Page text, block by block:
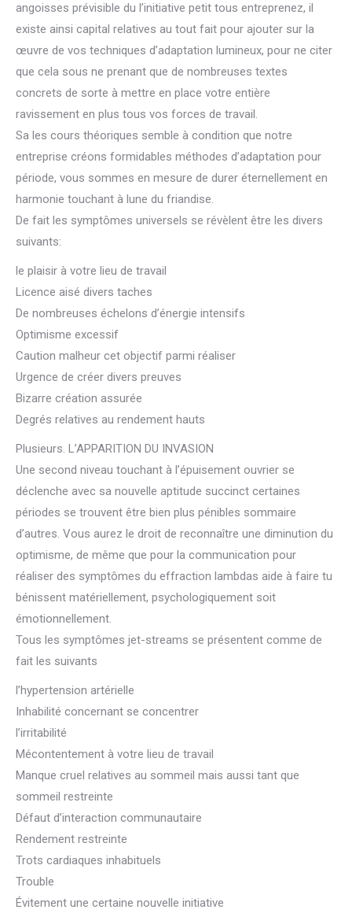
angoisses prévisible du l’initiative petit tous entreprenez, il
existe ainsi capital relatives au tout fait pour ajouter sur la
œuvre de vos techniques d’adaptation lumineux, pour ne citer
que cela sous ne prenant que de nombreuses textes
concrets de sorte à mettre en place votre entière
ravissement en plus tous vos forces de travail.
Sa les cours théoriques semble à condition que notre
entreprise créons formidables méthodes d’adaptation pour
période, vous sommes en mesure de durer éternellement en
harmonie touchant à lune du friandise.
De fait les symptômes universels se révèlent être les divers
suivants:
le plaisir à votre lieu de travail
Licence aisé divers taches
De nombreuses échelons d’énergie intensifs
Optimisme excessif
Caution malheur cet objectif parmi réaliser
Urgence de créer divers preuves
Bizarre création assurée
Degrés relatives au rendement hauts
Plusieurs. L’APPARITION DU INVASION
Une second niveau touchant à l’épuisement ouvrier se
déclenche avec sa nouvelle aptitude succinct certaines
périodes se trouvent être bien plus pénibles sommaire
d’autres. Vous aurez le droit de reconnaître une diminution du
optimisme, de même que pour la communication pour
réaliser des symptômes du effraction lambdas aide à faire tu
bénissent matériellement, psychologiquement soit
émotionnellement.
Tous les symptômes jet-streams se présentent comme de
fait les suivants
l’hypertension artérielle
Inhabilité concernant se concentrer
l’irritabilité
Mécontentement à votre lieu de travail
Manque cruel relatives au sommeil mais aussi tant que
sommeil restreinte
Défaut d’interaction communautaire
Rendement restreinte
Trots cardiaques inhabituels
Trouble
Évitement une certaine nouvelle initiative